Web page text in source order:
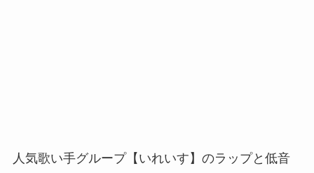
人気歌い手グループ【いれいす】のラップと低音